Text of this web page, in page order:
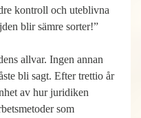
kontroll och uteblivna
blir sämre sorter!”
allvar. Ingen annan
bli sagt. Efter trettio år
av hur juridiken
som